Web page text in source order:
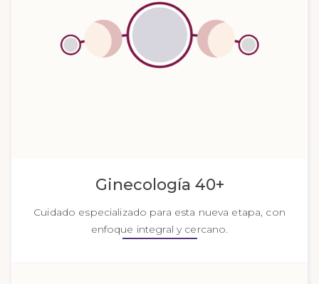
Ginecología 40+
Cuidado especializado para esta nueva etapa, con
enfoque integral y cercano.